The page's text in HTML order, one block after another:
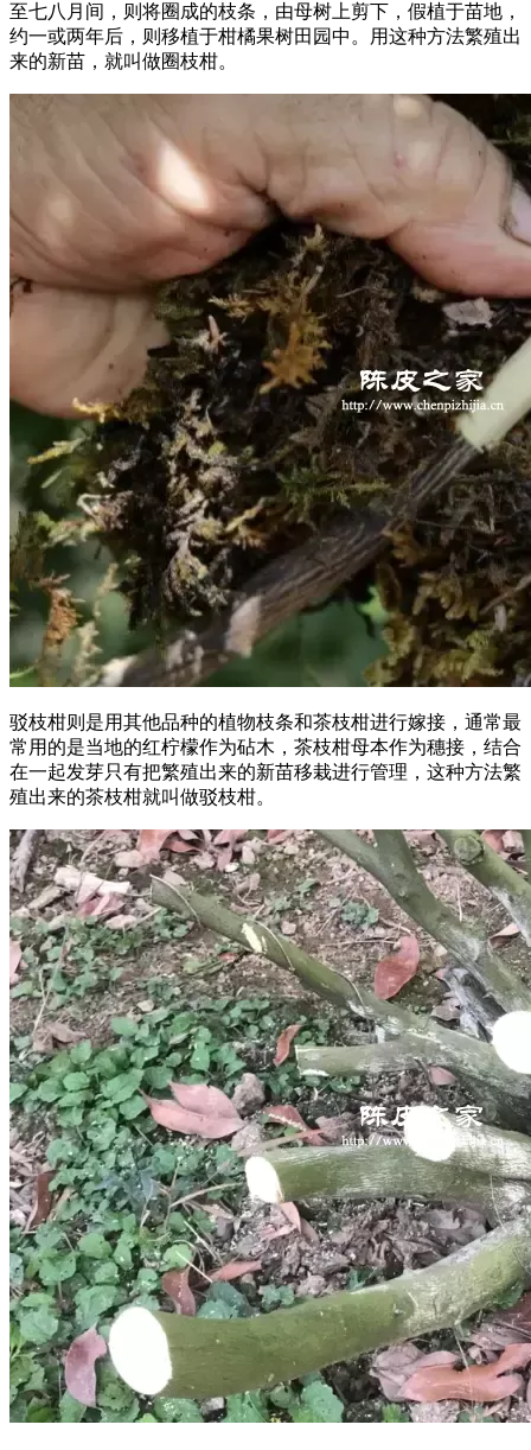
至七八月间，则将圈成的枝条，由母树上剪下，假植于苗地，
约一或两年后，则移植于柑橘果树田园中。用这种方法繁殖出
来的新苗，就叫做圈枝柑。
驳枝柑则是用其他品种的植物枝条和茶枝柑进行嫁接，通常最
常用的是当地的红柠檬作为砧木，茶枝柑母本作为穗接，结合
在一起发芽只有把繁殖出来的新苗移栽进行管理，这种方法繁
殖出来的茶枝柑就叫做驳枝柑。